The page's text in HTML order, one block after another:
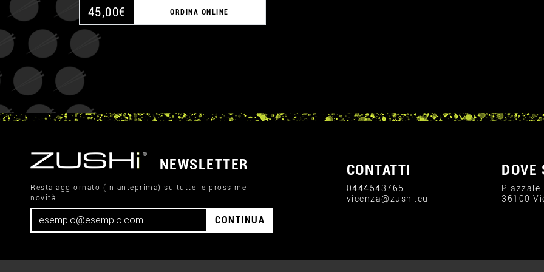
45,00€ ORDINA ONLINE
NEWSLETTER
Resta aggiornato (in anteprima) su tutte le prossime
novità
CONTINUA
CONTATTI
0444543765
vicenza@zushi.eu
DOVE
Piazzale
36100